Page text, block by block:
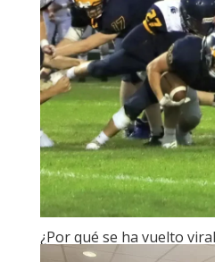
¿Por qué se ha vuelto